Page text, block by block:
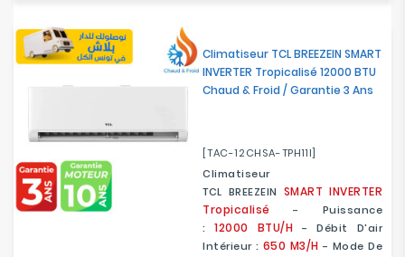
Climatiseur TCL BREEZEIN SMART
INVERTER Tropicalisé 12000 BTU
Chaud & Froid / Garantie 3 Ans
[TAC-12CHSA-TPH11I]
Climatiseur
TCL BREEZEIN SMART INVERTER
Tropicalisé- Puissance
:
12000 BTU/H - Débit D'air
Intérieur : 650 M3/h - Mode De